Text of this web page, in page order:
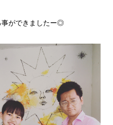
事ができましたー◎